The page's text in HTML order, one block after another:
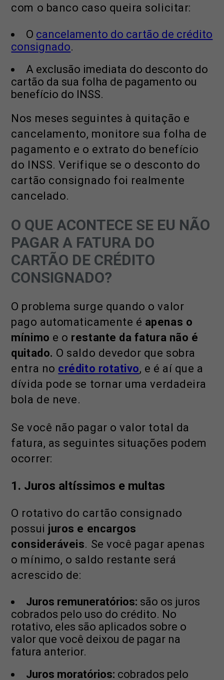
com o banco caso queira solicitar:
O cancelamento do cartão de crédito
consignado.
A exclusão imediata do desconto do
cartão da sua folha de pagamento ou
benefício do INSS.
Nos meses seguintes à quitação e
cancelamento, monitore sua folha de
pagamento e o extrato do benefício
do INSS. Verifique se o desconto do
cartão consignado foi realmente
cancelado.
O QUE ACONTECE SE EU NÃO
PAGAR A FATURA DO
CARTÃO DE CRÉDITO
CONSIGNADO?
O problema surge quando o valor
pago automaticamente é apenas o
mínimo e o restante da fatura não é
quitado. O saldo devedor que sobra
entra no crédito rotativo, e é aí que a
dívida pode se tornar uma verdadeira
bola de neve.
Se você não pagar o valor total da
fatura, as seguintes situações podem
ocorrer:
1. Juros altíssimos e multas
O rotativo do cartão consignado
possui juros e encargos
consideráveis. Se você pagar apenas
o mínimo, o saldo restante será
acrescido de:
Juros remuneratórios: são os juros
cobrados pelo uso do crédito. No
rotativo, eles são aplicados sobre o
valor que você deixou de pagar na
fatura anterior.
Juros moratórios: cobrados pelo